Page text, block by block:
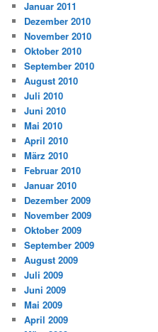
Januar 2011
Dezember 2010
November 2010
Oktober 2010
September 2010
August 2010
Juli 2010
Juni 2010
Mai 2010
April 2010
März 2010
Februar 2010
Januar 2010
Dezember 2009
November 2009
Oktober 2009
September 2009
August 2009
Juli 2009
Juni 2009
Mai 2009
April 2009